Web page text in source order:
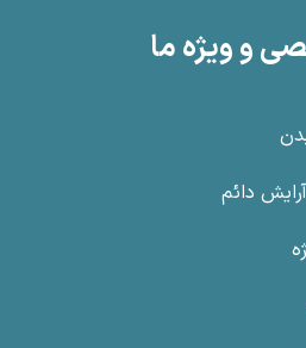
و ویژه ما
دائم